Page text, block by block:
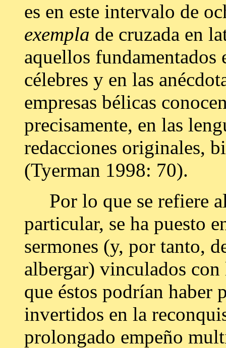
es en este intervalo de
exempla de cruzada en
aquellos fundamentados
célebres y en las
empresas bélicas
precisamente, en las
redacciones originales,
(Tyerman 1998: 70).
Por lo que se refiere
particular, se ha puesto
sermones (y, por tanto,
albergar) vinculados con
que éstos podrían haber
invertidos en la
prolongado empeño